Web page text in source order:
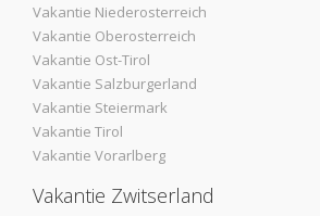
Vakantie Niederosterreich
Vakantie Oberosterreich
Vakantie Ost-Tirol
Vakantie Salzburgerland
Vakantie Steiermark
Vakantie Tirol
Vakantie Vorarlberg
Vakantie Zwitserland